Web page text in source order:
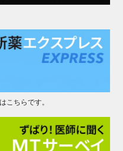
こちらです。